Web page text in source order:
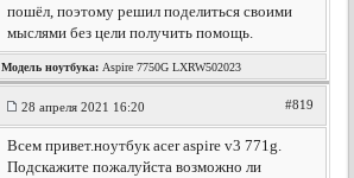
пошёл, поэтому решил поделиться своими
мыслями без цели получить помощь.
Модель ноутбука: Aspire 7750G LXRW502023
28 апреля 2021 16:20 #819
Всем привет.ноутбук acer aspire v3 771g.
Подскажите пожалуйста возможно ли